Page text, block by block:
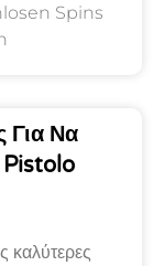
Spins
Για Να
καλύτερες